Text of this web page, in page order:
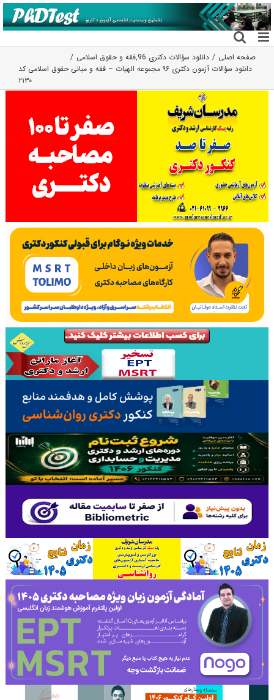
رفتن
به
محتوا
صفحه اصلی دانلود سؤالات دکتری 96 ,فقه و حقوق اسلامی
دانلود سؤالات آزمون دکتری ۹۶ مجموعه الهیات – فقه و مبانی حقوق اسلامی کد
۲۱۳۰